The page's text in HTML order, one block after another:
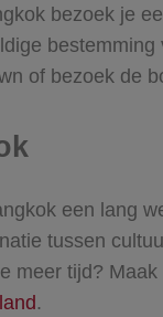
bezoek je
of bezoek de
een lang
tussen
meer tijd?
.